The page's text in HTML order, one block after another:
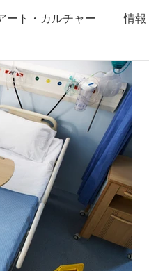
ート・カルチャー 情報
クローバー保険の取り組み
についての情報